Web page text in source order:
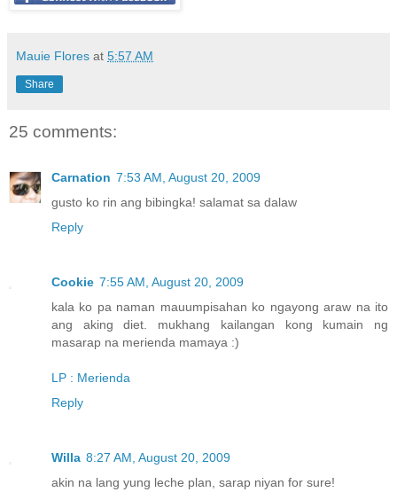
Mauie Flores at 5:57 AM
Share
25 comments:
Carnation 7:53 AM, August 20, 2009
gusto ko rin ang bibingka! salamat sa dalaw
Reply
Cookie 7:55 AM, August 20, 2009
kala ko pa naman mauumpisahan ko ngayong araw na ito
ang aking diet. mukhang kailangan kong kumain ng
masarap na merienda mamaya :)
LP : Merienda
Reply
Willa 8:27 AM, August 20, 2009
akin na lang yung leche plan, sarap niyan for sure!